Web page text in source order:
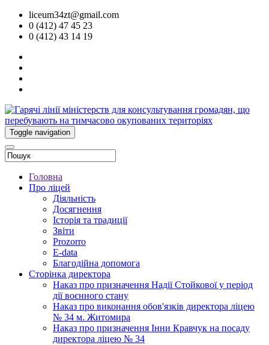
liceum34zt@gmail.com
0 (412) 47 45 23
0 (412) 43 14 19
Toggle navigation
Головна
Про ліцей
Діяльність
Досягнення
Історія та традиції
Звіти
Prozorro
E-data
Благодійна допомога
Сторінка директора
Наказ про призначення Надії Стойкової у період
дії воєнного стану
Наказ про виконання обов'язків директора ліцею
№ 34 м. Житомира
Наказ про призначення Інни Кравчук на посаду
директора ліцею № 34